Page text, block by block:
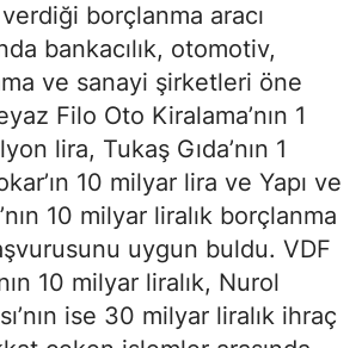
verdiği borçlanma aracı
bankacılık, otomotiv,
ve sanayi şirketleri öne
Filo Oto Kiralama’nın 1
lira, Tukaş Gıda’nın 1
10 milyar lira ve Yapı ve
10 milyar liralık borçlanma
uygun buldu. VDF
10 milyar liralık, Nurol
ise 30 milyar liralık ihraç